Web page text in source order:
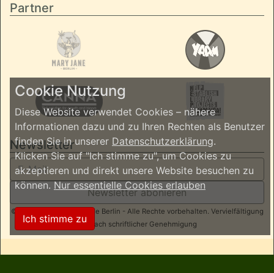
Partner
Newsletter
Newsletter abonieren
© 2026 ReggaeInBerlin.de Berlin - Alle Rechte vorbehalten. Vervielfältigung
nur nach schriftlicher Genehmigung
Cookie Nutzung
Diese Website verwendet Cookies – nähere
Informationen dazu und zu Ihren Rechten als Benutzer
finden Sie in unserer Datenschutzerklärung.
Klicken Sie auf "Ich stimme zu", um Cookies zu
akzeptieren und direkt unsere Website besuchen zu
können.Nur essentielle Cookies erlauben
Ich stimme zu